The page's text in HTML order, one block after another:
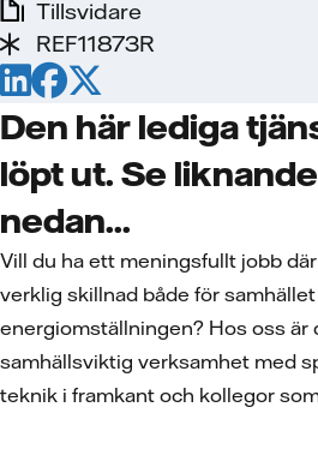
Tillsvidare
REF11873R
Den här lediga
löpt ut. Se
nedan...
Vill du ha ett meningsfullt jobb
verklig skillnad både för
energiomställningen? Hos oss är
samhällsviktig verksamhet med
teknik i framkant och kollegor